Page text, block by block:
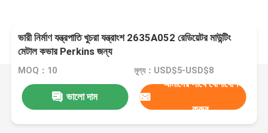
ভারী নির্মাণ যন্ত্রপাতি খুচরা যন্ত্রাংশ 2635A052 রেডিয়েটর মাউন্টিং
মেটাল কভার Perkins জন্য
MOQ：10 মূল্য：USD$5-USD$8
ভালো দাম
আমাদের সাথে যোগাযোগ
করুন